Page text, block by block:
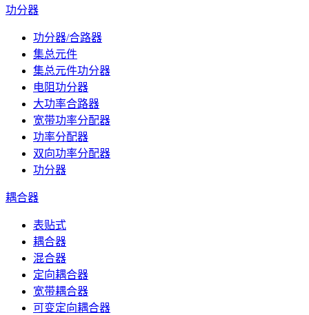
功分器
功分器/合路器
集总元件
集总元件功分器
电阻功分器
大功率合路器
宽带功率分配器
功率分配器
双向功率分配器
功分器
耦合器
表贴式
耦合器
混合器
定向耦合器
宽带耦合器
可变定向耦合器